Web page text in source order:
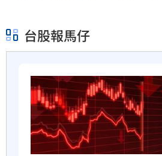
台股報馬仔